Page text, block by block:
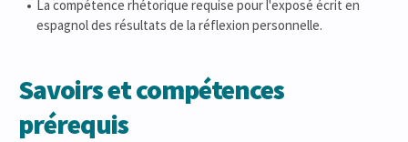
La compétence rhétorique requise pour l'exposé écrit en
espagnol des résultats de la réflexion personnelle.
Savoirs et compétences
prérequis